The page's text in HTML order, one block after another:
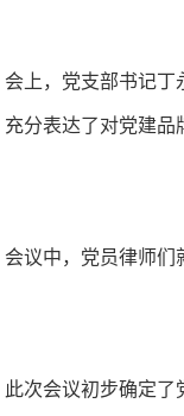
会上，党支部书记丁
充分表达了对党建品
会议中，党员律师们
此次会议初步确定了